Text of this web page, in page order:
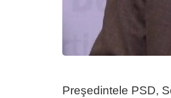
Preşedintele PSD,